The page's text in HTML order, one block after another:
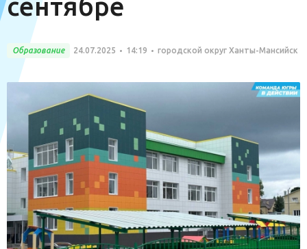
сентябре
Образование 24.07.2025 14:19 городской округ Ханты-Мансийск